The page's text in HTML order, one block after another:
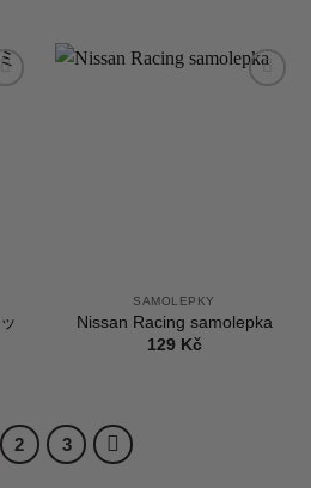
SAMOLEPKY
Nissan Racing samolepka
129 Kč
2 3